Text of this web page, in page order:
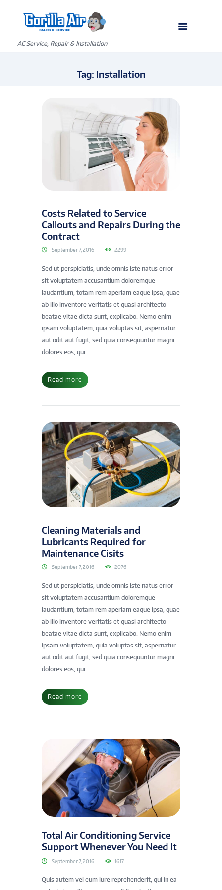
AC Service, Repair & Installation
Tag: Installation
Costs Related to Service
Callouts and Repairs During the
Contract
September 7, 2016 2299
Sed ut perspiciatis, unde omnis iste natus error
sit voluptatem accusantium doloremque
laudantium, totam rem aperiam eaque ipsa, quae
ab illo inventore veritatis et quasi architecto
beatae vitae dicta sunt, explicabo. Nemo enim
ipsam voluptatem, quia voluptas sit, aspernatur
aut odit aut fugit, sed quia consequuntur magni
dolores eos, qui...
Read more
Cleaning Materials and
Lubricants Required for
Maintenance Cisits
September 7, 2016 2076
Sed ut perspiciatis, unde omnis iste natus error
sit voluptatem accusantium doloremque
laudantium, totam rem aperiam eaque ipsa, quae
ab illo inventore veritatis et quasi architecto
beatae vitae dicta sunt, explicabo. Nemo enim
ipsam voluptatem, quia voluptas sit, aspernatur
aut odit aut fugit, sed quia consequuntur magni
dolores eos, qui...
Read more
Total Air Conditioning Service
Support Whenever You Need It
September 7, 2016 1617
Quis autem vel eum iure reprehenderit, qui in ea